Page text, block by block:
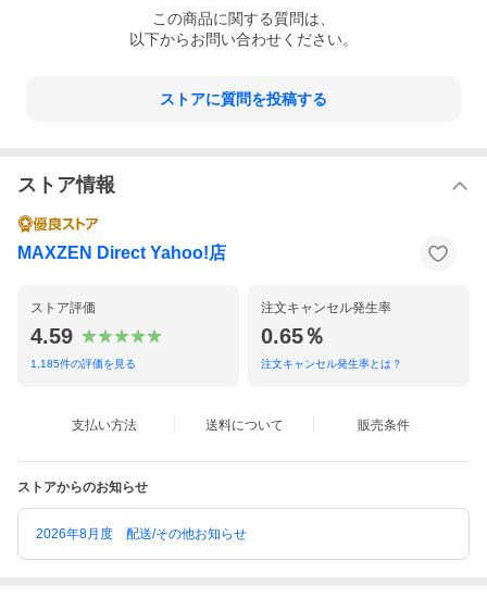
この商品に関する質問は、
以下からお問い合わせください。
ストアに質問を投稿する
ストア情報
MAXZEN Direct Yahoo!店
ストア評価
4.59
1,185件の評価を見る
注文キャンセル発生率
0.65％
注文キャンセル発生率とは？
支払い方法 送料について 販売条件
ストアからのお知らせ
2026年8月度 配送/その他お知らせ